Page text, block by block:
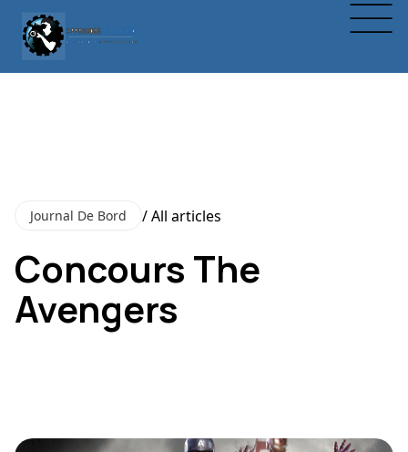
Journal De Bord / All articles
Concours The
Avengers